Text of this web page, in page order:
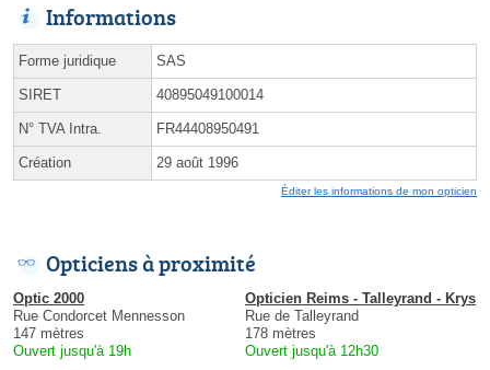
Informations
Forme juridique SAS
SIRET 40895049100014
N° TVA Intra. FR44408950491
Création 29 août 1996
Éditer les informations de mon opticien
Opticiens à proximité
Optic 2000
Rue Condorcet Mennesson
147 mètres
Ouvert jusqu'à 19h
Opticien Reims - Talleyrand - Krys
Rue de Talleyrand
178 mètres
Ouvert jusqu'à 12h30